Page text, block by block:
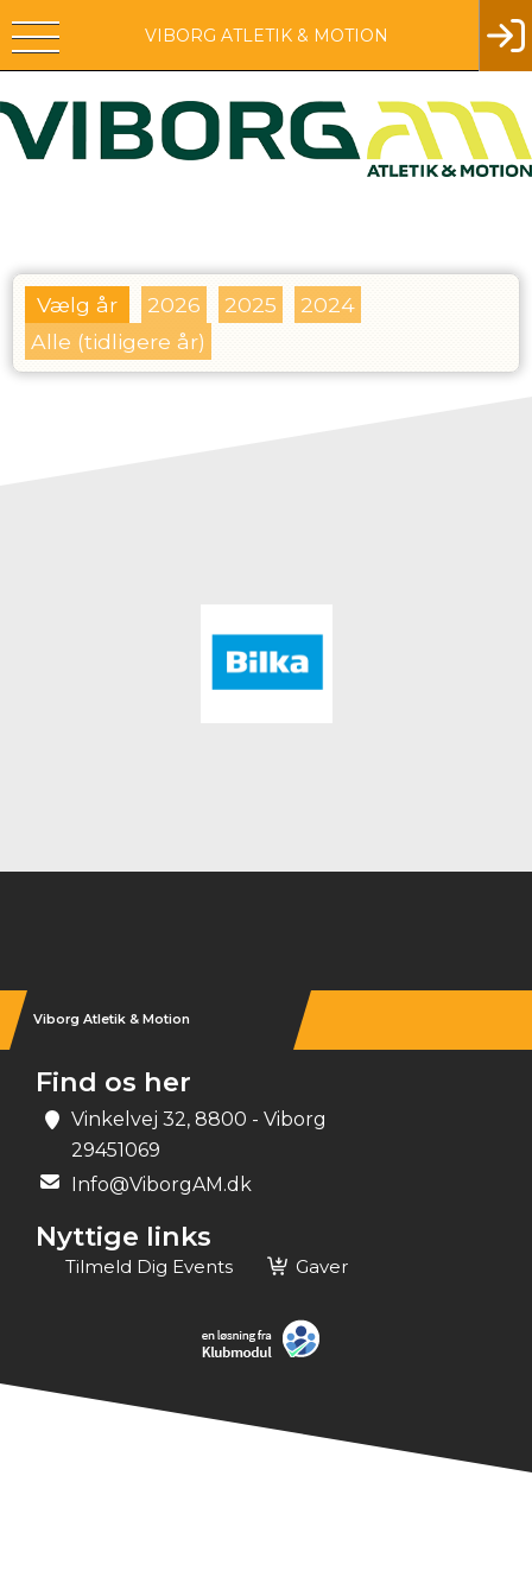
VIBORG ATLETIK & MOTION
Vælg år 2026 2025
2024
Alle (tidligere år)
Viborg Atletik & Motion
Find os her
Vinkelvej 32, 8800 - Viborg
29451069
Info@ViborgAM.dk
Nyttige links
Tilmeld Dig Events Gaver